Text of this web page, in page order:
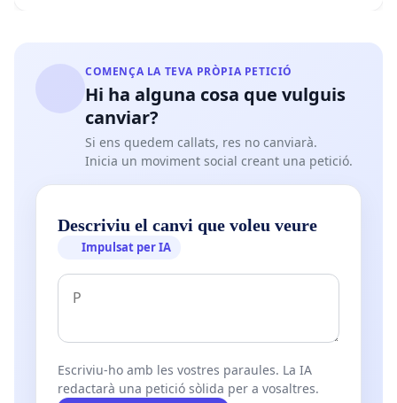
COMENÇA LA TEVA PRÒPIA PETICIÓ
Hi ha alguna cosa que vulguis
canviar?
Si ens quedem callats, res no canviarà.
Inicia un moviment social creant una petició.
Descriviu el canvi que voleu veure
Impulsat per IA
Escriviu-ho amb les vostres paraules. La IA
redactarà una petició sòlida per a vosaltres.